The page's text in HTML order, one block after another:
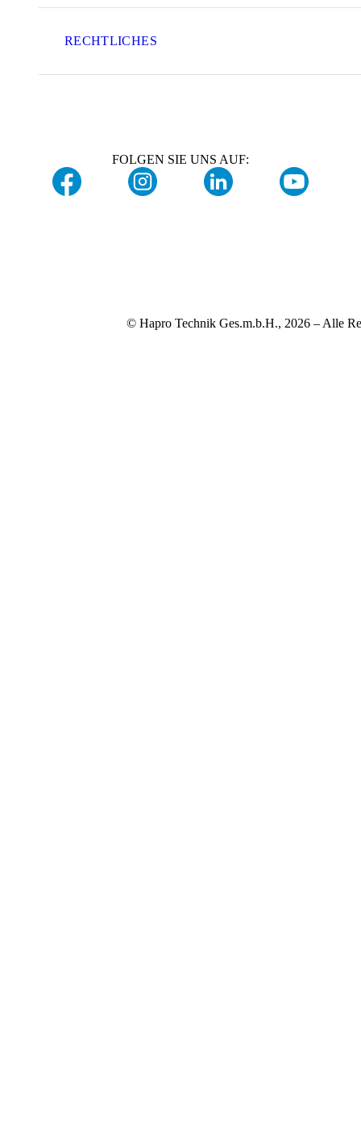
RECHTLICHES
FOLGEN SIE UNS AUF:
© Hapro Technik Ges.m.b.H., 2026 – Alle